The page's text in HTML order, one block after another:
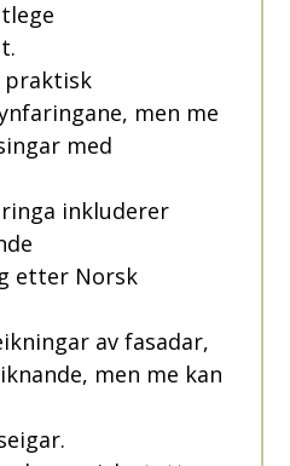
praktisk
men me
med
inkluderer
etter Norsk
av fasadar,
men me kan